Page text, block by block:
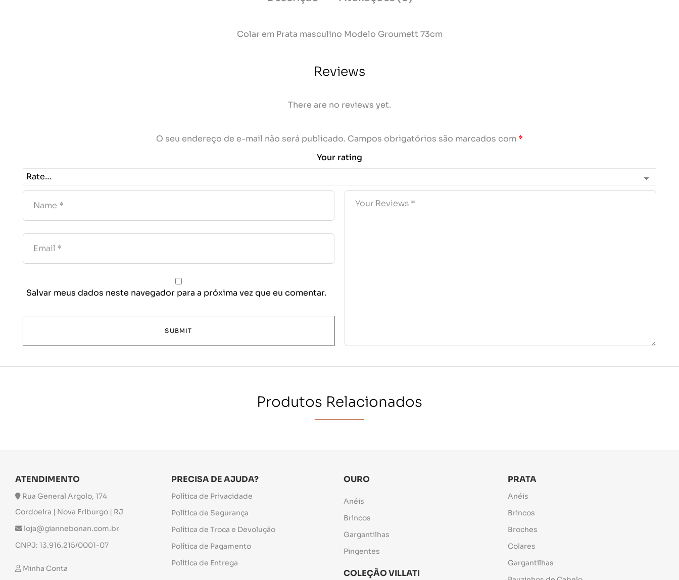
Colar em Prata masculino Modelo Groumett 73cm
Reviews
There are no reviews yet.
O seu endereço de e-mail não será publicado. Campos obrigatórios são marcados com *
Your rating
Salvar meus dados neste navegador para a próxima vez que eu comentar.
Produtos Relacionados
ATENDIMENTO
Rua General Argolo, 174
Cordoeira | Nova Friburgo | RJ
loja@giannebonan.com.br
CNPJ: 13.916.215/0001-07
Minha Conta
PRECISA DE AJUDA?
Política de Privacidade
Política de Segurança
Política de Troca e Devolução
Política de Pagamento
Política de Entrega
OURO
Anéis
Brincos
Gargantilhas
Pingentes
COLEÇÃO VILLATI
PRATA
Anéis
Brincos
Broches
Colares
Gargantilhas